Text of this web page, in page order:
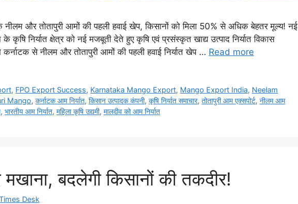
नीलम और तोतापुरी आमों की पहली हवाई खेप, किसानों को मिला 50% से अधिक बेहतर मूल्य! नई
कृषि निर्यात क्षेत्र को नई मजबूती देते हुए कृषि एवं प्रसंस्कृत खाद्य उत्पाद निर्यात विकास
से नीलम और तोतापुरी आमों की पहली हवाई निर्यात खेप … Read more
, FPO Export Success, Karnataka Mango Export, Mango Export India, Neelam
Mango, कर्नाटक आम निर्यात, किसान उत्पादक कंपनी, कृषि निर्यात समाचार, तोतापुरी आम एक्सपोर्ट, नीलम आम
, भारतीय आम निर्यात, महिला कृषि उद्यमी, मालदीव को आम निर्यात
बदलेगी किसानों की तकदीर!
Desk